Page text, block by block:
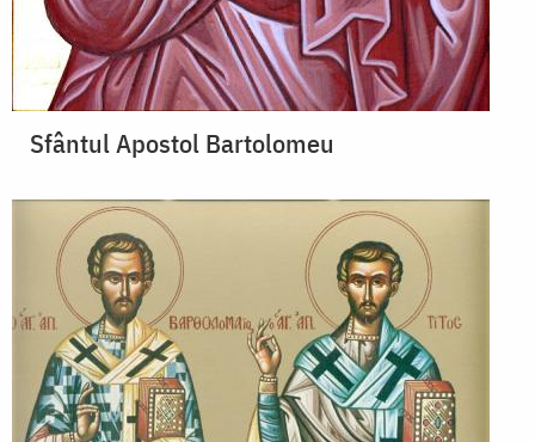
Sfântul Apostol Bartolomeu